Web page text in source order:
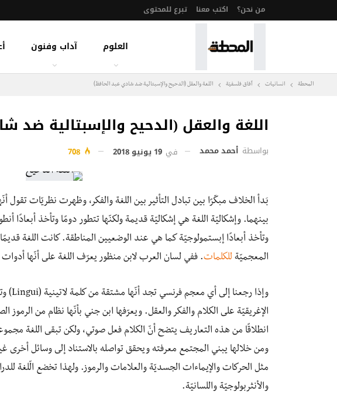
من نحن؟ اكتب معنا تبرع للمحتوى
العلوم آداب وفنون
المحطة انسانيات آفاق فلسفيّة‎ اللغة والعقل (الدحيح والإسبتالية ضد شادي عبد الحافظ)
اللغة والعقل (الدحيح والإسبتالية ضد
بواسطة أحمد محمد في 19 يونيو 2018
بَدأ الخلاف مبكّرًا بين تبادل التأثير بين اللغة والفكر، وظهرت نظريّات
بينهما. وإشكاليّة اللغة هي إشكاليّة قديمة ولكنّها تتطور دومًا وتأخذ أبعادًا
وتأخذ أبعادًا إبستمولوجيّة كما هي عند الوضعيين المناطقة. كانت اللغة
المعجميّة للكلمات. ففي لسان العرب لابن منظور يعرّف اللغة على أنّها
وإذا رجعنا إلى أي معجم فرنسي تجد أنّها مشتقة من كلمة لاتينية (Lingui) وتعني اللسان أو الكلام. كما تدلّ
الإغريقيّة على الكلام والفكر والعقل. ويعرّفها ابن جني بأنّها نظام من الرموز
انطلاقًا من هذه التعاريف يتضح أنّ الكلام فعل صوتي، ولكن تبقى اللغة
ومن خلالها يبني المجتمع معرفته ويحقق تواصله بالاستناد إلى وسائل أخرى
مثل الحركات والإيماءات الجسديّة والعلامات والرموز. ولهذا تخضع الّلغة
والأنثربولوجيّة واللسانيّة.